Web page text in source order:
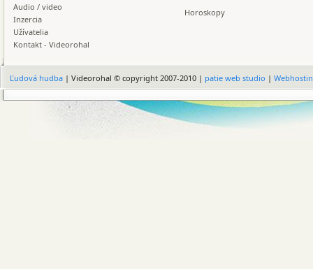
Audio / video
Inzercia
Užívatelia
Kontakt - Videorohal
Horoskopy
Ľudová hudba | Videorohal © copyright 2007-2010 | patie web studio |